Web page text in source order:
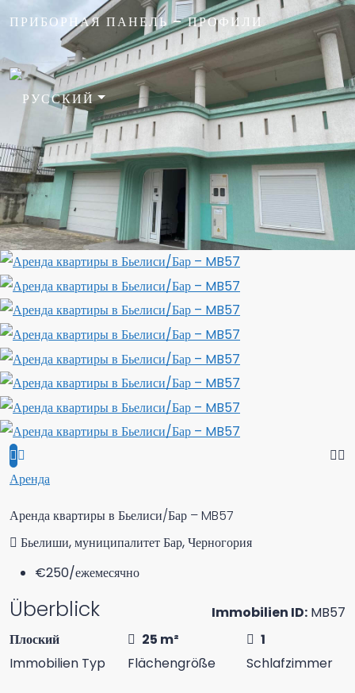
ПРИБОРНАЯ ПАНЕЛЬ – ПРОФИЛИ
Аренда
Аренда квартиры в Бьелиси/Бар – MB57
Бьелиши, муниципалитет Бар, Черногория
€250/ежемесячно
Überblick Immobilien ID: MB57
Плоский
Immobilien Typ
25 m²
Flächengröße
1
Schlafzimmer